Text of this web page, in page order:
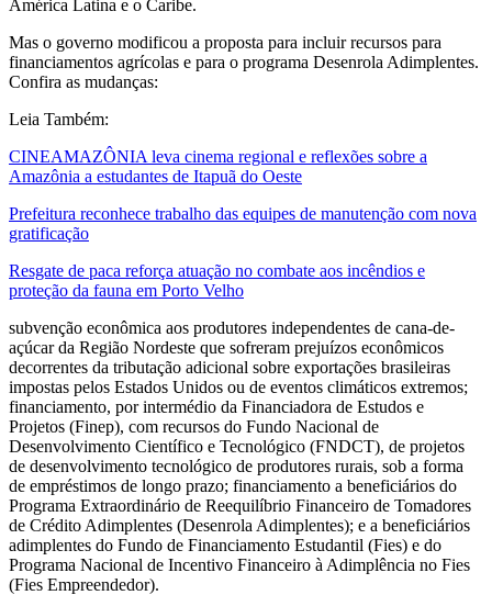
América Latina e o Caribe.
Mas o governo modificou a proposta para incluir recursos para
financiamentos agrícolas e para o programa Desenrola Adimplentes.
Confira as mudanças:
Leia Também:
CINEAMAZÔNIA leva cinema regional e reflexões sobre a
Amazônia a estudantes de Itapuã do Oeste
Prefeitura reconhece trabalho das equipes de manutenção com nova
gratificação
Resgate de paca reforça atuação no combate aos incêndios e
proteção da fauna em Porto Velho
subvenção econômica aos produtores independentes de cana-de-
açúcar da Região Nordeste que sofreram prejuízos econômicos
decorrentes da tributação adicional sobre exportações brasileiras
impostas pelos Estados Unidos ou de eventos climáticos extremos;
financiamento, por intermédio da Financiadora de Estudos e
Projetos (Finep), com recursos do Fundo Nacional de
Desenvolvimento Científico e Tecnológico (FNDCT), de projetos
de desenvolvimento tecnológico de produtores rurais, sob a forma
de empréstimos de longo prazo; financiamento a beneficiários do
Programa Extraordinário de Reequilíbrio Financeiro de Tomadores
de Crédito Adimplentes (Desenrola Adimplentes); e a beneficiários
adimplentes do Fundo de Financiamento Estudantil (Fies) e do
Programa Nacional de Incentivo Financeiro à Adimplência no Fies
(Fies Empreendedor).